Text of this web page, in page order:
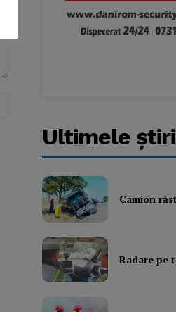
Ultimele ştiri
Camion
Radare pe